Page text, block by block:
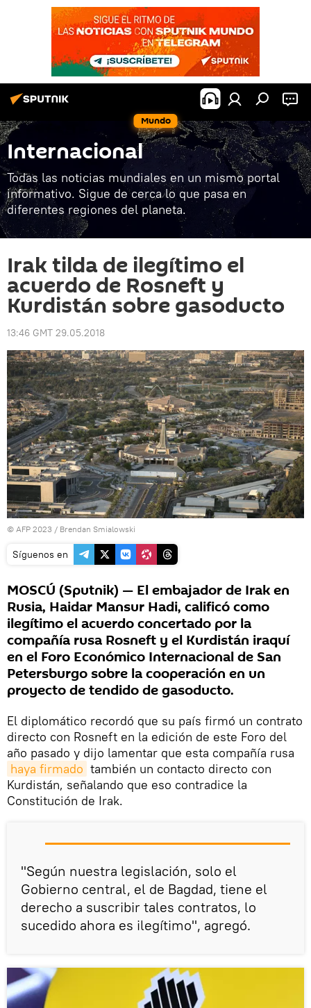
Mundo
Internacional
Todas las noticias mundiales en un mismo portal
informativo. Sigue de cerca lo que pasa en
diferentes regiones del planeta.
Irak tilda de ilegítimo el
acuerdo de Rosneft y
Kurdistán sobre gasoducto
13:46 GMT 29.05.2018
© AFP 2023 / Brendan Smialowski
Síguenos en
MOSCÚ (Sputnik) — El embajador de Irak en
Rusia, Haidar Mansur Hadi, calificó como
ilegítimo el acuerdo concertado por la
compañía rusa Rosneft y el Kurdistán iraquí
en el Foro Económico Internacional de San
Petersburgo sobre la cooperación en un
proyecto de tendido de gasoducto.
El diplomático recordó que su país firmó un contrato
directo con Rosneft en la edición de este Foro del
año pasado y dijo lamentar que esta compañía rusa
haya firmado también un contacto directo con
Kurdistán, señalando que eso contradice la
Constitución de Irak.
"Según nuestra legislación, solo el
Gobierno central, el de Bagdad, tiene el
derecho a suscribir tales contratos, lo
sucedido ahora es ilegítimo", agregó.